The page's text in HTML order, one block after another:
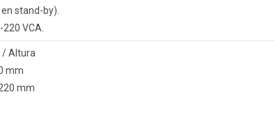
stand-by).
VCA.
/ Altura
mm
mm